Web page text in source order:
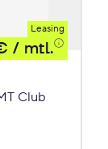
Leasing
/ mtl.
Club